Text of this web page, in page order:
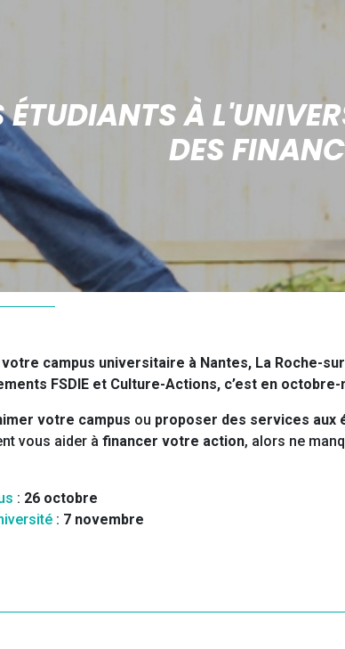
ÉTUDIANTS À
DES
campus universitaire à Nantes, La Roche-
FSDIE et Culture-Actions, c’est en
votre campus ou proposer des services aux
vous aider à financer votre action, alors ne
: 26 octobre
: 7 novembre